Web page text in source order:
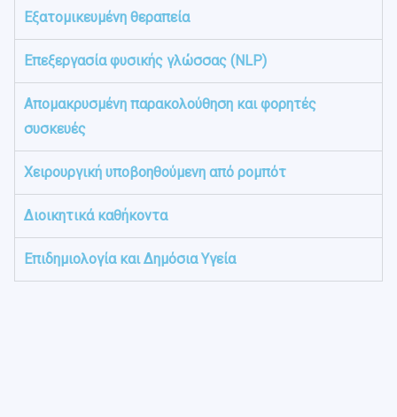
Εξατομικευμένη θεραπεία
Επεξεργασία φυσικής γλώσσας (NLP)
Απομακρυσμένη παρακολούθηση και φορητές
συσκευές
Χειρουργική υποβοηθούμενη από ρομπότ
Διοικητικά καθήκοντα
Επιδημιολογία και Δημόσια Υγεία